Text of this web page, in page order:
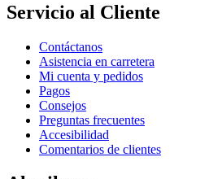
Servicio al Cliente
Contáctanos
Asistencia en carretera
Mi cuenta y pedidos
Pagos
Consejos
Preguntas frecuentes
Accesibilidad
Comentarios de clientes